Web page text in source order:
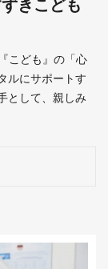
きこども
こども』の「心
ルにサポートす
として、親しみ